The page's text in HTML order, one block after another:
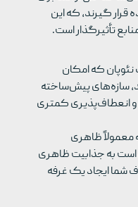
قرار گیرند، که این
تأثیرگذار است.
که امکان
سازه‌های پیش‌ساخته
انعطاف‌پذیری کمتری
ظاهری
به جذابیت ظاهری
شما ایجاد یک غرفه